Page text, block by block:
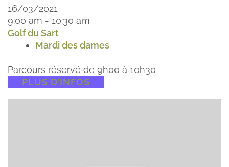
16/03/2021
9:00 am - 10:30 am
Golf du Sart
Mardi des dames
Parcours réservé de 9h00 à 10h30
PLUS D’INFOS